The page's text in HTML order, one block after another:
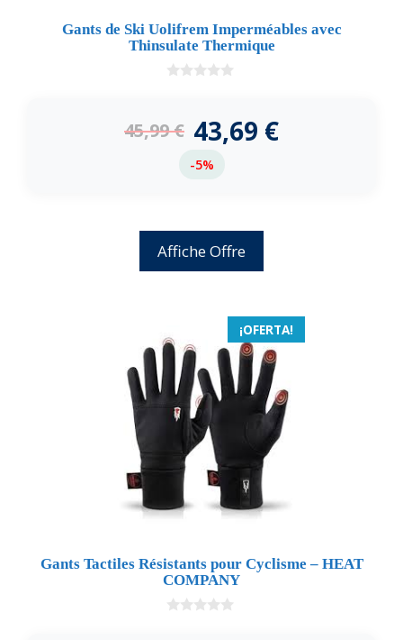
Gants de Ski Uolifrem Imperméables avec
Thinsulate Thermique
5
45,99€ 43,69 €
-5%
Affiche Offre
¡OFERTA!
Gants Tactiles Résistants pour Cyclisme – HEAT
COMPANY